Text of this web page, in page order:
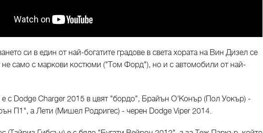
си в един от най-богатите градове в света хората на Вин Дизел се
не само с маркови костюми ("Том Форд"), но и с автомобили от най-
с Dodge Charger 2015 в цвят "бордо", Брайън О'Конър (Пол Уокър) -
П1", а Лети (Мишел Родригес) - черен Dodge Viper 2014.